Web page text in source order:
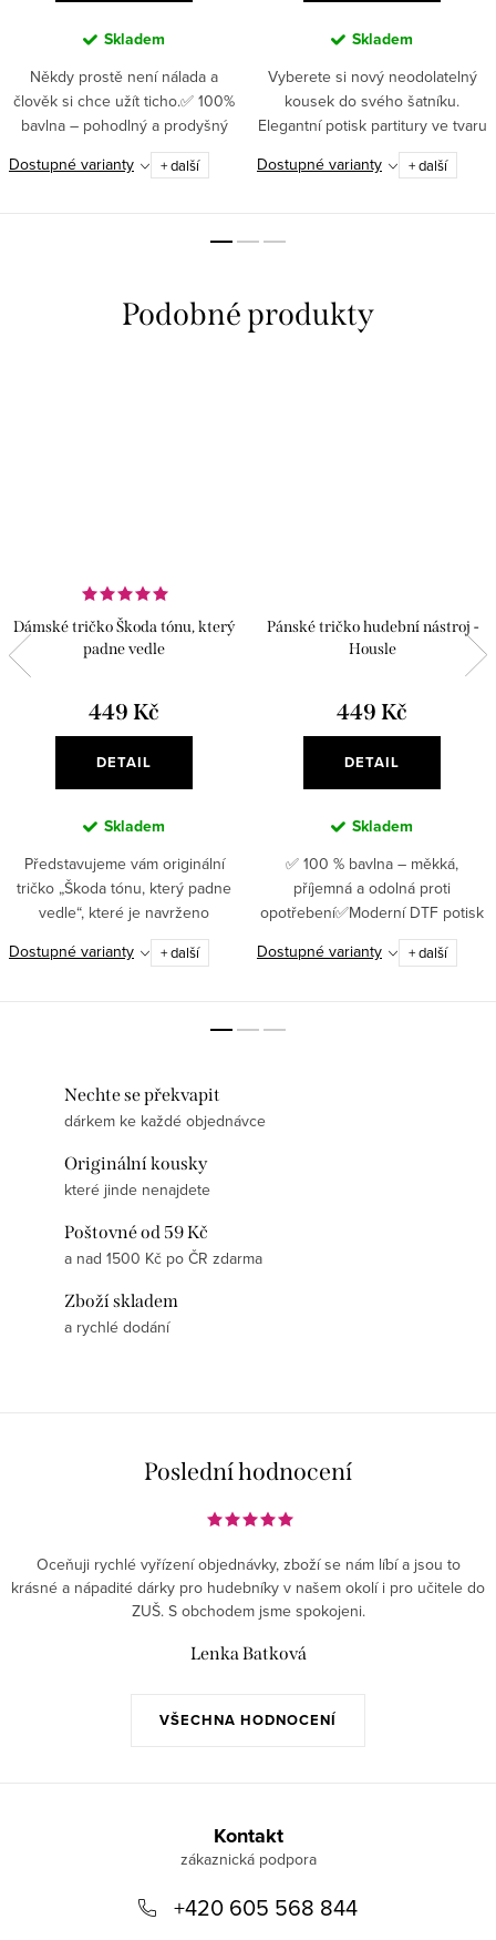
Skladem
Někdy prostě není nálada a
člověk si chce užít ticho.✅ 100%
bavlna – pohodlný a prodyšný
materiál pro každodenní nošení✅
Vysoká gramáž (180 g/m²) –
Dostupné varianty + další
Skladem
Vyberete si nový neodolatelný
kousek do svého šatníku.
Elegantní potisk partitury ve tvaru
srdce a příjemný materiál si
oblíbí každá stylová
Dostupné varianty + další
Dámské tričko Škoda tónu, který
padne vedle
449 Kč
DETAIL
Skladem
Představujeme vám originální
tričko „Škoda tónu, který padne
vedle“, které je navrženo
speciálně pro hudebníky se
smyslem pro humor.✅ 100%
Dostupné varianty + další
Pánské tričko hudební nástroj -
Housle
449 Kč
DETAIL
Skladem
✅ 100 % bavlna – měkká,
příjemná a odolná proti
opotřebení✅Moderní DTF potisk
– pružný, odolný, detailní ✅
Gramáž 180 g/m² – jistota kvality,
Dostupné varianty + další
Nechte se překvapit
dárkem ke každé objednávce
Originální kousky
které jinde nenajdete
Poštovné od 59 Kč
a nad 1500 Kč po ČR zdarma
Zboží skladem
a rychlé dodání
Poslední hodnocení
VŠECHNA HODNOCENÍ
Oceňuji rychlé vyřízení objednávky, zboží se nám líbí a jsou to
krásné a nápadité dárky pro hudebníky v našem okolí i pro učitele do
ZUŠ. S obchodem jsme spokojeni.
Lenka Batková
Kontakt
+420 605 568 844